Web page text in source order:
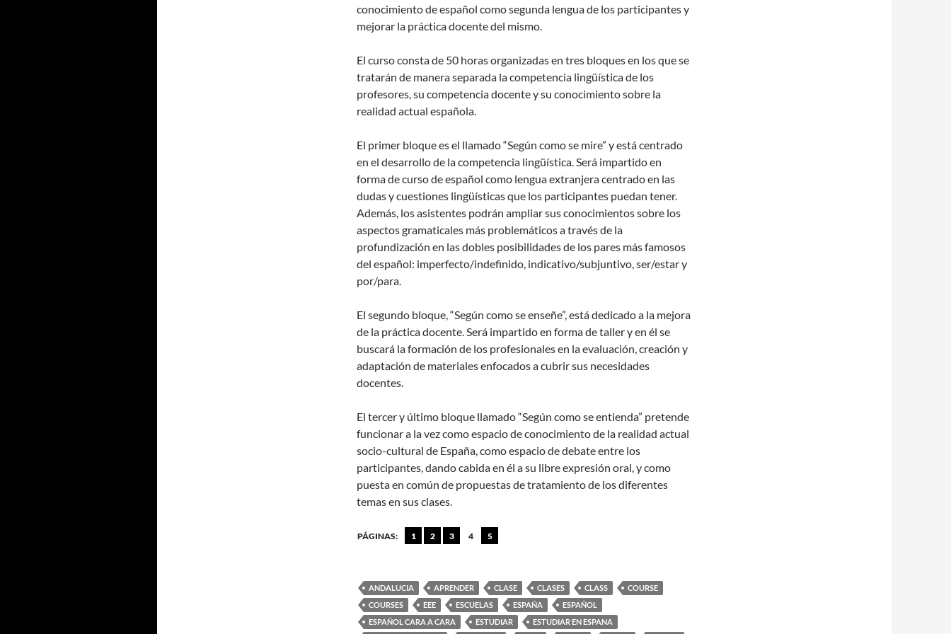
conocimiento de español como segunda lengua de los participantes y
mejorar la práctica docente del mismo.
El curso consta de 50 horas organizadas en tres bloques en los que se
tratarán de manera separada la competencia lingüística de los
profesores, su competencia docente y su conocimiento sobre la
realidad actual española.
El primer bloque es el llamado “Según como se mire” y está centrado
en el desarrollo de la competencia lingüística. Será impartido en
forma de curso de español como lengua extranjera centrado en las
dudas y cuestiones lingüísticas que los participantes puedan tener.
Además, los asistentes podrán ampliar sus conocimientos sobre los
aspectos gramaticales más problemáticos a través de la
profundización en las dobles posibilidades de los pares más famosos
del español: imperfecto/indefinido, indicativo/subjuntivo, ser/estar y
por/para.
El segundo bloque, “Según como se enseñe”, está dedicado a la mejora
de la práctica docente. Será impartido en forma de taller y en él se
buscará la formación de los profesionales en la evaluación, creación y
adaptación de materiales enfocados a cubrir sus necesidades
docentes.
El tercer y último bloque llamado “Según como se entienda” pretende
funcionar a la vez como espacio de conocimiento de la realidad actual
socio-cultural de España, como espacio de debate entre los
participantes, dando cabida en él a su libre expresión oral, y como
puesta en común de propuestas de tratamiento de los diferentes
temas en sus clases.
PÁGINAS: 1 2 3 4 5
ANDALUCIA APRENDER CLASE CLASES CLASS
COURSE
COURSES
EEE ESCUELAS ESPAÑA
ESPAÑOL
ESPAÑOL CARA A CARA
ESTUDIAR ESTUDIAR EN ESPANA